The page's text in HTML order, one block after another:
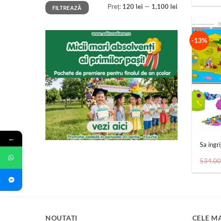
Preț
minim
Preț
maxim
FILTREAZĂ Preț: 120 lei — 1,100 lei
-13%
+
Sa
NOUTATI CELE
←